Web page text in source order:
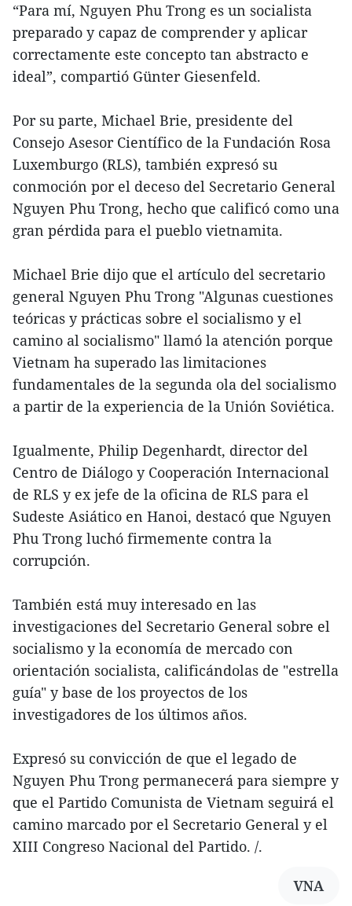
“Para mí, Nguyen Phu Trong es un socialista
preparado y capaz de comprender y aplicar
correctamente este concepto tan abstracto e
ideal”, compartió Günter Giesenfeld.
Por su parte, Michael Brie, presidente del
Consejo Asesor Científico de la Fundación Rosa
Luxemburgo (RLS), también expresó su
conmoción por el deceso del Secretario General
Nguyen Phu Trong, hecho que calificó como una
gran pérdida para el pueblo vietnamita.
Michael Brie dijo que el artículo del secretario
general Nguyen Phu Trong "Algunas cuestiones
teóricas y prácticas sobre el socialismo y el
camino al socialismo" llamó la atención porque
Vietnam ha superado las limitaciones
fundamentales de la segunda ola del socialismo
a partir de la experiencia de la Unión Soviética.
Igualmente, Philip Degenhardt, director del
Centro de Diálogo y Cooperación Internacional
de RLS y ex jefe de la oficina de RLS para el
Sudeste Asiático en Hanoi, destacó que Nguyen
Phu Trong luchó firmemente contra la
corrupción.
También está muy interesado en las
investigaciones del Secretario General sobre el
socialismo y la economía de mercado con
orientación socialista, calificándolas de "estrella
guía" y base de los proyectos de los
investigadores de los últimos años.
Expresó su convicción de que el legado de
Nguyen Phu Trong permanecerá para siempre y
que el Partido Comunista de Vietnam seguirá el
camino marcado por el Secretario General y el
XIII Congreso Nacional del Partido. /.
VNA